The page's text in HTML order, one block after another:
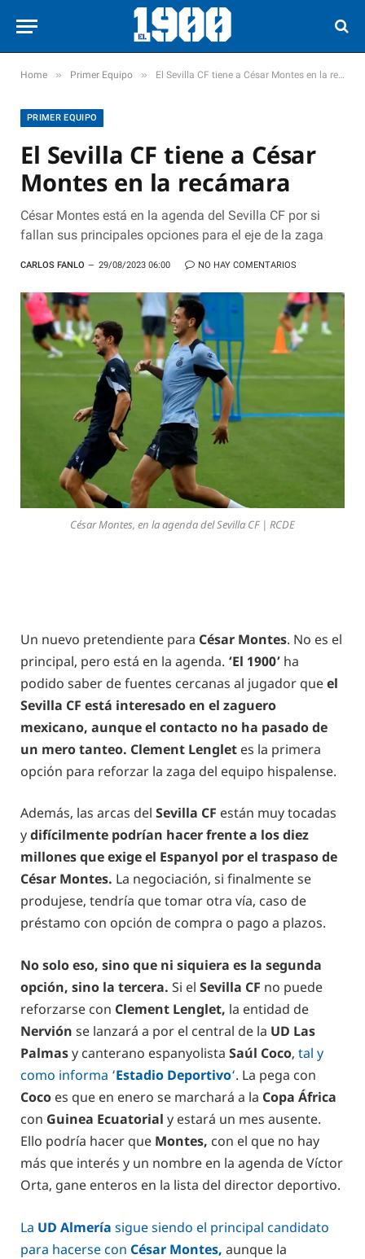
Home » Primer Equipo » El Sevilla CF tiene a César Montes en la recámara
PRIMER EQUIPO
El Sevilla CF tiene a César
Montes en la recámara
César Montes está en la agenda del Sevilla CF por si
fallan sus principales opciones para el eje de la zaga
CARLOS FANLO 29/08/2023 06:00 NO HAY COMENTARIOS
César Montes, en la agenda del Sevilla CF | RCDE
Un nuevo pretendiente para César Montes. No es el
principal, pero está en la agenda. ‘El 1900’ ha
podido saber de fuentes cercanas al jugador queel
Sevilla CF está interesado en el zaguero
mexicano, aunque el contacto no ha pasado de
un mero tanteo. Clement Lenglet es la primera
opción para reforzar la zaga del equipo hispalense.
Además, las arcas del Sevilla CF están muy tocadas
ydifícilmente podrían hacer frente a los diez
millones que exige el Espanyol por el traspaso de
César Montes. La negociación, si finalmente se
produjese, tendría que tomar otra vía, caso de
préstamo con opción de compra o pago a plazos.
No solo eso, sino que ni siquiera es la segunda
opción, sino la tercera. Si el Sevilla CF no puede
reforzarse con Clement Lenglet, la entidad de
Nervión se lanzará a por el central de la UD Las
Palmasy canterano espanyolista Saúl Coco, tal y
como informa ‘Estadio Deportivo‘. La pega con
Coco es que en enero se marchará a la Copa África
con Guinea Ecuatorial y estará un mes ausente.
Ello podría hacer que Montes, con el que no hay
más que interés y un nombre en la agenda de Víctor
Orta, gane enteros en la lista del director deportivo.
La UD Almería sigue siendo el principal candidato
para hacerse con César Montes, aunque la